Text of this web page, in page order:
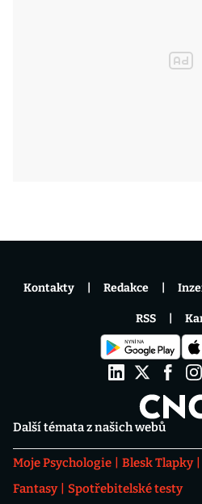
Další témata z našich webů
Moje Psychologie Blesk Tlapky
Fantasy
Spotřebitelské testy
Kontakty Redakce
RSS